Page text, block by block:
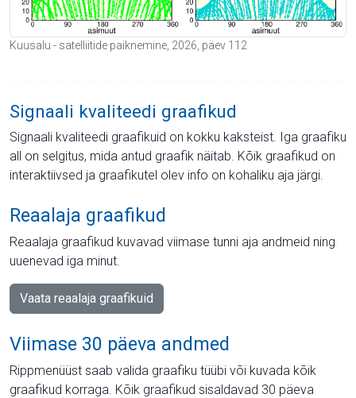
Kuusalu - satelliitide paiknemine, 2026, päev 112
Signaali kvaliteedi graafikud
Signaali kvaliteedi graafikuid on kokku kaksteist. Iga graafiku
all on selgitus, mida antud graafik näitab. Kõik graafikud on
interaktiivsed ja graafikutel olev info on kohaliku aja järgi.
Reaalaja graafikud
Reaalaja graafikud kuvavad viimase tunni aja andmeid ning
uuenevad iga minut.
Vaata reaalaja graafikuid
Viimase 30 päeva andmed
Rippmenüüst saab valida graafiku tüübi või kuvada kõik
graafikud korraga. Kõik graafikud sisaldavad 30 päeva